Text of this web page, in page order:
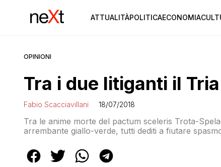
ATTUALITÀPOLITICAECONOMIA
OPINIONI
Tra i due litiganti il
Fabio Scacciavillani 18/07/2018
Tra le anime morte del pactum sceleris Trota-
arrembante giallo-verde, tutti dediti a fiutare
galletto padano e Giggino cerca di intuire come […]